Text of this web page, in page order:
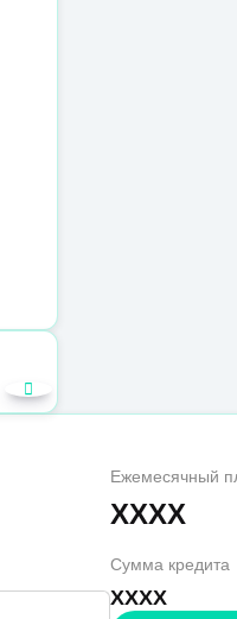
Ежемесячный
XXXX
Сумма кредита
XXXX